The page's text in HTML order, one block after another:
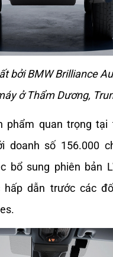
bởi BMW Brilliance
ở Thẩm Dương,
phẩm quan trọng tại
doanh số 156.000
bổ sung phiên bản
hấp dẫn trước các